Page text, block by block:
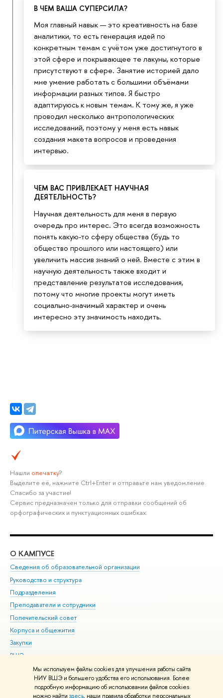
Мы используем файлы cookies для улучшения работы сайта
НИУ ВШЭ и большего удобства его использования. Более
подробную информацию об использовании файлов cookies
можно найти здесь, наши правила обработки персональных
В ЧЕМ ВАША СУПЕРСИЛА?
Моя главный навык — это креативность на базе
аналитики, то есть генерация идей по
конкретным темам с учётом уже достигнутого в
этой сфере и покрывающее те лакуны, которые
присутствуют в сфере. Занятие историей дало
мне умение работать с большими объёмами
информации разных типов. Я быстро
адаптируюсь к новым темам. К тому же, я уже
проводил несколько антропологических
исследований, поэтому у меня есть навык
создания макета вопросов и проведения
интервью.
ЧЕМ ВАС ПРИВЛЕКАЕТ НАУЧНАЯ
ДЕЯТЕЛЬНОСТЬ?
Научная деятельность для меня в первую
очередь про интерес. Это всегда возможность
понять какую-то сферу общества (будь то
общество прошлого или настоящего) или
увеличить массив знаний о ней. Вместе с этим в
научную деятельность также входит и
представление результатов исследования,
потому что многие проекты могут иметь
социально-значимый характер и очень
интересно эту значимость находить.
Нашли опечатку?
Выделите её, нажмите Ctrl+Enter и отправьте нам уведомление.
Спасибо за участие!
Сервис предназначен только для отправки сообщений об
орфографических и пунктуационных ошибках.
О КАМПУСЕ
Сведения об образовательной организации
Руководство и структура
Подразделения
Преподаватели и сотрудники
Попечительский совет
Корпуса и общежития
Закупки
ВШЭ для студентов с ограниченными возможностями
здоровья и инвалидностью
Версия для слабовидящих
Единая платежная страница